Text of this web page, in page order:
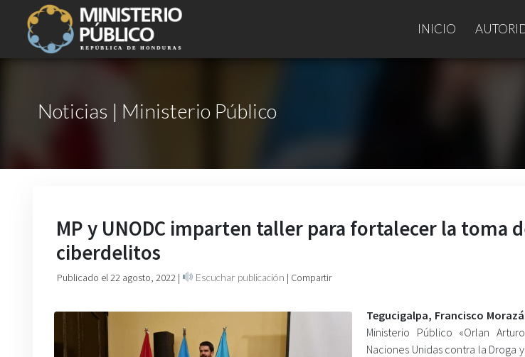
INICIO
Noticias | Ministerio Público
MP y UNODC imparten taller para fortalecer la toma
ciberdelitos
Publicado el 22 agosto, 2022 | Escuchar publicación | Compartir
Tegucigalpa, Francisco
Ministerio Público «Orlan
Naciones Unidas contra la Droga